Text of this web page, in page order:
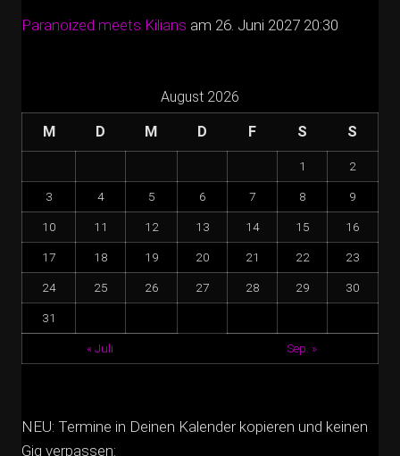
Paranoized meets Kilians am 26. Juni 2027 20:30
August 2026
M D M D F S S
1 2
3 4 5 6 7 8 9
10 11 12 13 14 15 16
17 18 19 20 21 22 23
24 25 26 27 28 29 30
31
« Juli Sep. »
NEU: Termine in Deinen Kalender kopieren und keinen
Gig verpassen: